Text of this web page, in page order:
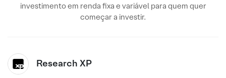
investimento em renda fixa e variável para quem quer
começar a investir.
Research XP